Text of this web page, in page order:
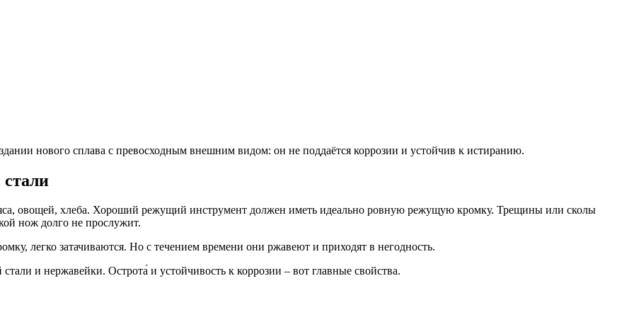
нового сплава с превосходным внешним видом: он не поддаётся коррозии и устойчив к истиранию.
овощей, хлеба. Хороший режущий инструмент должен иметь идеально ровную режущую кромку. Трещины или сколы
нож долго не прослужит.
легко затачиваются. Но с течением времени они ржавеют и приходят в негодность.
и нержавейки. Острота́ и устойчивость к коррозии – вот главные свойства.